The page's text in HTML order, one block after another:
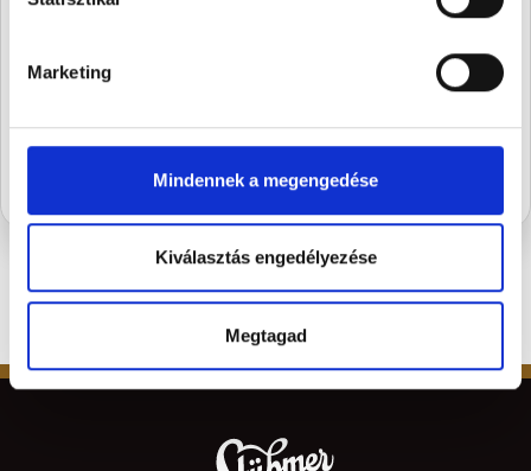
Marketing
Mindennek a megengedése
Kiválasztás engedélyezése
Megtagad
FELIRATKOZOM